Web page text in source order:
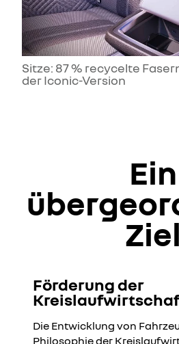
Sitze: 87 % recycelte
der Iconic-Version
Ein
Ziel
Youtube ist deaktiviert. Um das
erlauben Sie
alle
Förderung der
Die Entwicklung von
Philosophie der